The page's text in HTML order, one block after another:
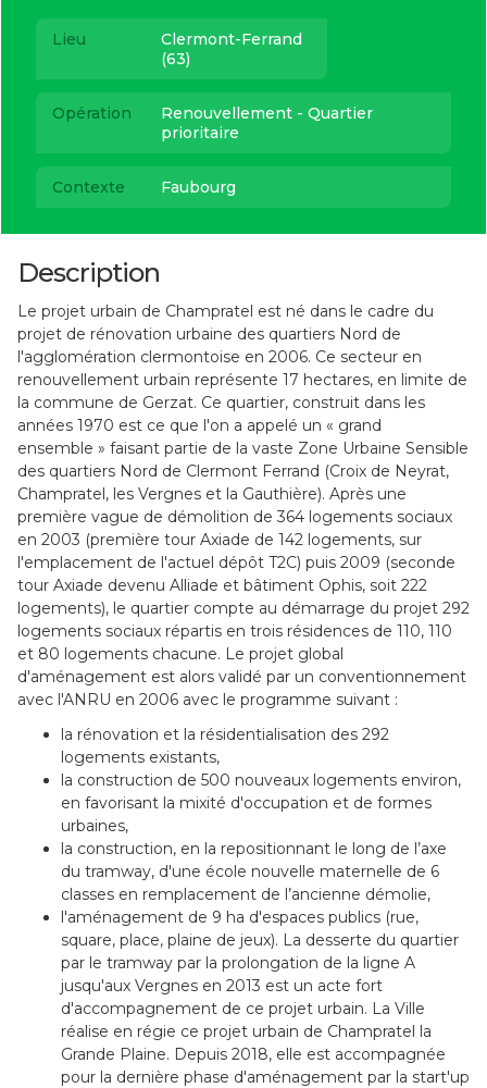
Lieu
Clermont-Ferrand
(63)
Opération
Renouvellement - Quartier
prioritaire
Contexte Faubourg
Description
Le projet urbain de Champratel est né dans le cadre du
projet de rénovation urbaine des quartiers Nord de
l'agglomération clermontoise en 2006. Ce secteur en
renouvellement urbain représente 17 hectares, en limite de
la commune de Gerzat. Ce quartier, construit dans les
années 1970 est ce que l'on a appelé un « grand
ensemble » faisant partie de la vaste Zone Urbaine Sensible
des quartiers Nord de Clermont Ferrand (Croix de Neyrat,
Champratel, les Vergnes et la Gauthière). Après une
première vague de démolition de 364 logements sociaux
en 2003 (première tour Axiade de 142 logements, sur
l'emplacement de l'actuel dépôt T2C) puis 2009 (seconde
tour Axiade devenu Alliade et bâtiment Ophis, soit 222
logements), le quartier compte au démarrage du projet 292
logements sociaux répartis en trois résidences de 110, 110
et 80 logements chacune. Le projet global
d'aménagement est alors validé par un conventionnement
avec l'ANRU en 2006 avec le programme suivant :
la rénovation et la résidentialisation des 292
logements existants,
la construction de 500 nouveaux logements environ,
en favorisant la mixité d'occupation et de formes
urbaines,
la construction, en la repositionnant le long de l’axe
du tramway, d'une école nouvelle maternelle de 6
classes en remplacement de l’ancienne démolie,
l'aménagement de 9 ha d'espaces publics (rue,
square, place, plaine de jeux). La desserte du quartier
par le tramway par la prolongation de la ligne A
jusqu'aux Vergnes en 2013 est un acte fort
d'accompagnement de ce projet urbain. La Ville
réalise en régie ce projet urbain de Champratel la
Grande Plaine. Depuis 2018, elle est accompagnée
pour la dernière phase d'aménagement par la start'up